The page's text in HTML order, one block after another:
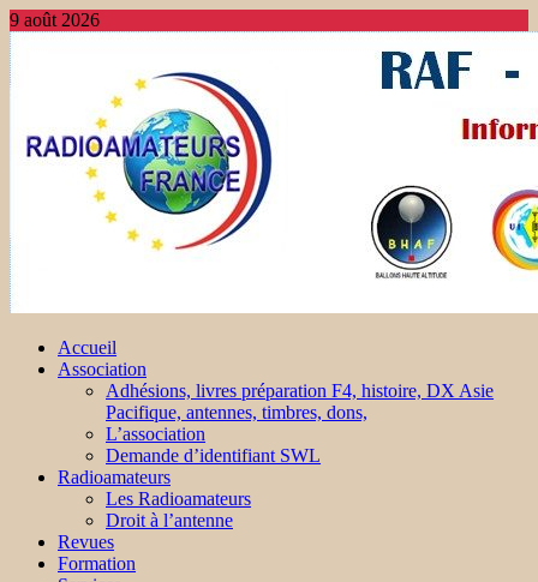
9 août 2026
Accueil
Association
Adhésions, livres préparation F4, histoire, DX Asie
Pacifique, antennes, timbres, dons,
L’association
Demande d’identifiant SWL
Radioamateurs
Les Radioamateurs
Droit à l’antenne
Revues
Formation